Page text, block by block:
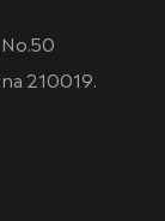
210019.